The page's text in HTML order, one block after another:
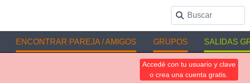
ENCONTRAR PAREJA / AMIGOS GRUPOS SALIDAS
Accedé con tu usuario y clave
o crea una cuenta gratis.